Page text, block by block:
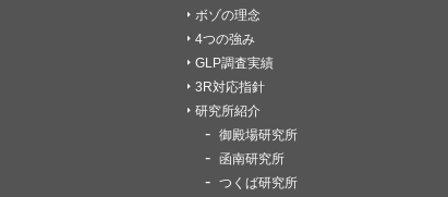
ボゾの理念
4つの強み
GLP調査実績
3R対応指針
研究所紹介
御殿場研究所
函南研究所
つくば研究所